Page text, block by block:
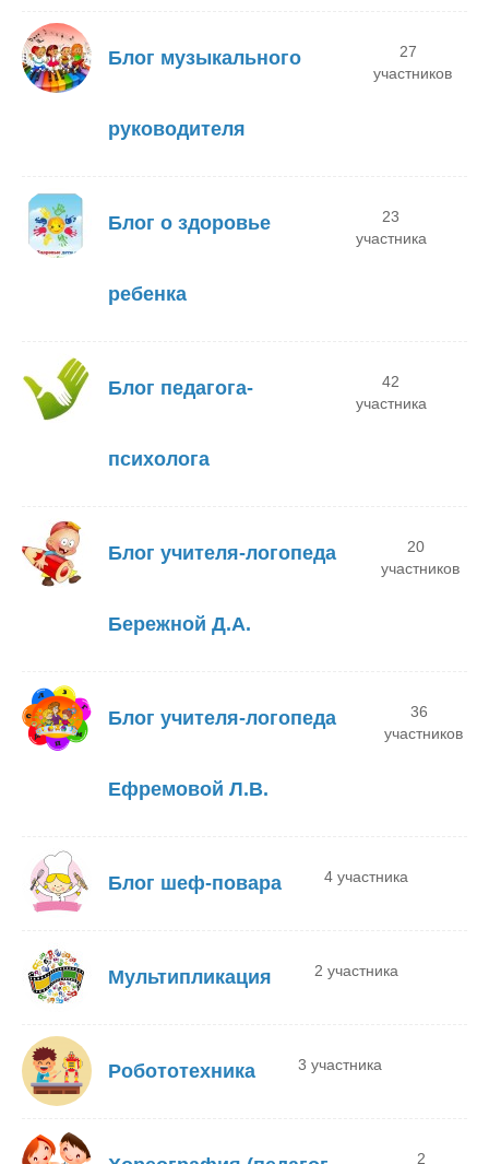
Блог музыкального
руководителя
27
участников
Блог о здоровье
ребенка
23
участника
Блог педагога-
психолога
42
участника
Блог учителя-логопеда
Бережной Д.А.
20
участников
Блог учителя-логопеда
Ефремовой Л.В.
36
участников
Блог шеф-повара 4 участника
Мультипликация 2 участника
Робототехника 3 участника
2